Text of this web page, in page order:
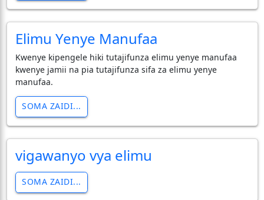
Elimu Yenye Manufaa
Kwenye kipengele hiki tutajifunza elimu yenye manufaa
kwenye jamii na pia tutajifunza sifa za elimu yenye
manufaa.
SOMA ZAIDI...
vigawanyo vya elimu
SOMA ZAIDI...